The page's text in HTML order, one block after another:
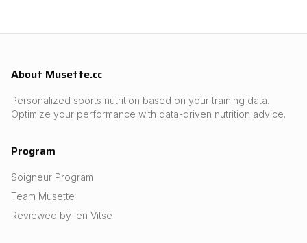
About Musette.cc
Personalized sports nutrition based on your training data.
Optimize your performance with data-driven nutrition advice.
Program
Soigneur Program
Team Musette
Reviewed by Ien Vitse